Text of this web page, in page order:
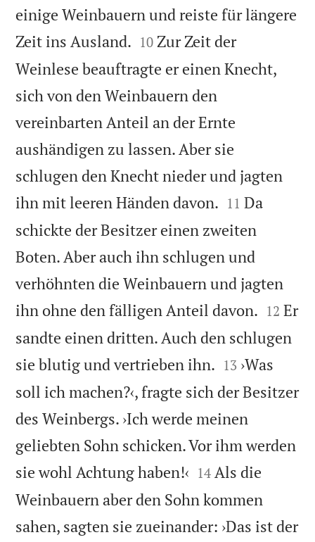
einige Weinbauern und reiste für längere
Zeit ins Ausland. 

10 Zur Zeit der
Weinlese beauftragte er einen Knecht,
sich von den Weinbauern den
vereinbarten Anteil an der Ernte
aushändigen zu lassen. Aber sie
schlugen den Knecht nieder und jagten
ihn mit leeren Händen davon. 

11 Da
schickte der Besitzer einen zweiten
Boten. Aber auch ihn schlugen und
verhöhnten die Weinbauern und jagten
ihn ohne den fälligen Anteil davon. 

12 Er
sandte einen dritten. Auch den schlugen
sie blutig und vertrieben ihn. 

13 ›Was
soll ich machen?‹, fragte sich der Besitzer
des Weinbergs. ›Ich werde meinen
geliebten Sohn schicken. Vor ihm werden
sie wohl Achtung haben!‹ 

14 Als die
Weinbauern aber den Sohn kommen
sahen, sagten sie zueinander: ›Das ist der